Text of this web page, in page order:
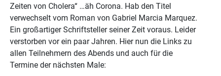
Zeiten von Cholera“ …äh Corona. Hab den Titel
verwechselt vom Roman von Gabriel Marcia Marquez.
Ein großartiger Schriftsteller seiner Zeit voraus. Leider
verstorben vor ein paar Jahren. Hier nun die Links zu
allen Teilnehmern des Abends und auch für die
Termine der nächsten Male: